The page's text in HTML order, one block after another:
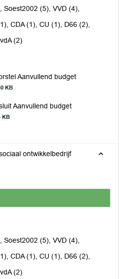
Soest2002 (5), VVD (4),
CDA (1), CU (1), D66 (2),
(2)
Aanvullend budget
KB
Aanvullend budget
KB
ontwikkelbedrijf
Soest2002 (5), VVD (4),
CDA (1), CU (1), D66 (2),
(2)